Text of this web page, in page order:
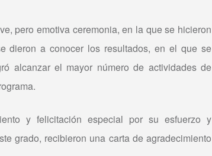
pero emotiva ceremonia, en la que se hicieron
dieron a conocer los resultados, en el que se
alcanzar el mayor número de actividades de
y felicitación especial por su esfuerzo y
grado, recibieron una carta de agradecimiento